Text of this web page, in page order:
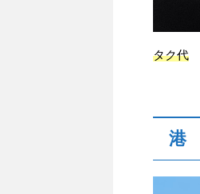
タク代
港